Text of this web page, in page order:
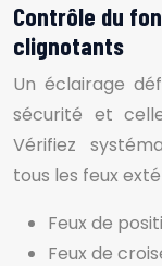
Contrôle du
clignotants
Un éclairage
sécurité et
Vérifiez
tous les feux
Feux de
Feux de